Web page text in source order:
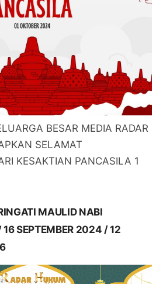
BESAR MEDIA RADAR
SELAMAT
KESAKTIAN PANCASILA 1
MAULID NABI
SEPTEMBER 2024 / 12